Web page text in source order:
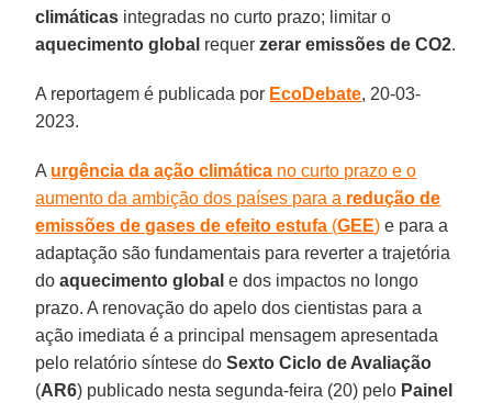
climáticas integradas no curto prazo; limitar o
aquecimento global requer zerar emissões de CO2.
A reportagem é publicada por EcoDebate, 20-03-
2023.
A urgência da ação climática no curto prazo e o
aumento da ambição dos países para a redução de
emissões de gases de efeito estufa (GEE) e para a
adaptação são fundamentais para reverter a trajetória
do aquecimento global e dos impactos no longo
prazo. A renovação do apelo dos cientistas para a
ação imediata é a principal mensagem apresentada
pelo relatório síntese doSexto Ciclo de Avaliação
(AR6) publicado nesta segunda-feira (20) pelo Painel